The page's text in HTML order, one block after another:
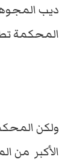
ديب
المحكمة
ولكن
الأكبر من